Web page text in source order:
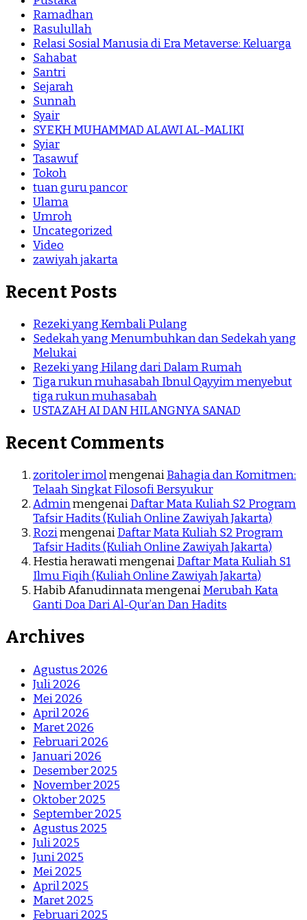
Ramadhan
Rasulullah
Relasi Sosial Manusia di Era Metaverse: Keluarga
Sahabat
Santri
Sejarah
Sunnah
Syair
SYEKH MUHAMMAD ALAWI AL-MALIKI
Syiar
Tasawuf
Tokoh
tuan guru pancor
Ulama
Umroh
Uncategorized
Video
zawiyah jakarta
Recent Posts
Rezeki yang Kembali Pulang
Sedekah yang Menumbuhkan dan Sedekah yang
Melukai
Rezeki yang Hilang dari Dalam Rumah
Tiga rukun muhasabah Ibnul Qayyim menyebut
tiga rukun muhasabah
USTAZAH AI DAN HILANGNYA SANAD
Recent Comments
zoritoler imolmengenaiBahagia dan Komitmen:
Telaah Singkat Filosofi Bersyukur
AdminmengenaiDaftar Mata Kuliah S2 Program
Tafsir Hadits (Kuliah Online Zawiyah Jakarta)
RozimengenaiDaftar Mata Kuliah S2 Program
Tafsir Hadits (Kuliah Online Zawiyah Jakarta)
Hestia herawatimengenaiDaftar Mata Kuliah S1
Ilmu Fiqih (Kuliah Online Zawiyah Jakarta)
Habib AfanudinnatamengenaiMerubah Kata
Ganti Doa Dari Al-Qur’an Dan Hadits
Archives
Agustus 2026
Juli 2026
Mei 2026
April 2026
Maret 2026
Februari 2026
Januari 2026
Desember 2025
November 2025
Oktober 2025
September 2025
Agustus 2025
Juli 2025
Juni 2025
Mei 2025
April 2025
Maret 2025
Februari 2025